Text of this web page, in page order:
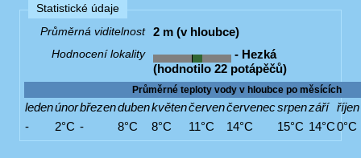
Statistické údaje
Průměrná viditelnost
2 m (v hloubce)
Hodnocení lokality
- Hezká
(hodnotilo 22 potápěčů)
Průměrné teploty vody v hloubce po měsících
ledenúnorbřezendubenkvětenčervenčervenecsrpenzáří říjen
-
2°C - 8°C 8°C 11°C 14°C 15°C 14°C0°C